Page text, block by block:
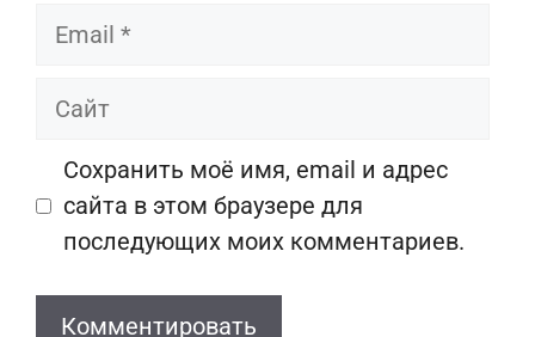
Email
Сайт
Сохранить моё имя, email и адрес
сайта в этом браузере для
последующих моих комментариев.